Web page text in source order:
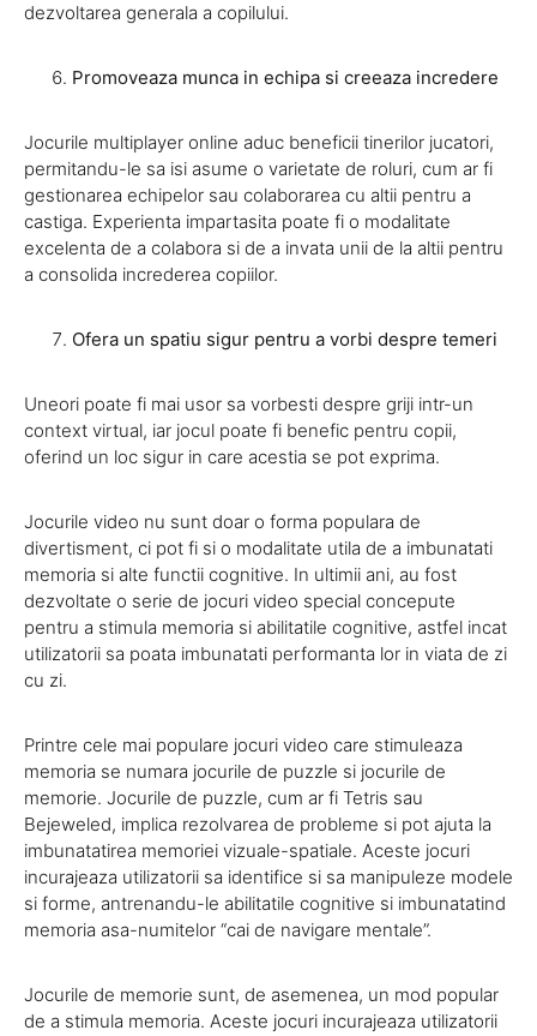
dezvoltarea generala a copilului.
Promoveaza munca in echipa si creeaza incredere
Jocurile multiplayer online aduc beneficii tinerilor jucatori,
permitandu-le sa isi asume o varietate de roluri, cum ar fi
gestionarea echipelor sau colaborarea cu altii pentru a
castiga. Experienta impartasita poate fi o modalitate
excelenta de a colabora si de a invata unii de la altii pentru
a consolida increderea copiilor.
Ofera un spatiu sigur pentru a vorbi despre temeri
Uneori poate fi mai usor sa vorbesti despre griji intr-un
context virtual, iar jocul poate fi benefic pentru copii,
oferind un loc sigur in care acestia se pot exprima.
Jocurile video nu sunt doar o forma populara de
divertisment, ci pot fi si o modalitate utila de a imbunatati
memoria si alte functii cognitive. In ultimii ani, au fost
dezvoltate o serie de jocuri video special concepute
pentru a stimula memoria si abilitatile cognitive, astfel incat
utilizatorii sa poata imbunatati performanta lor in viata de zi
cu zi.
Printre cele mai populare jocuri video care stimuleaza
memoria se numara jocurile de puzzle si jocurile de
memorie. Jocurile de puzzle, cum ar fi Tetris sau
Bejeweled, implica rezolvarea de probleme si pot ajuta la
imbunatatirea memoriei vizuale-spatiale. Aceste jocuri
incurajeaza utilizatorii sa identifice si sa manipuleze modele
si forme, antrenandu-le abilitatile cognitive si imbunatatind
memoria asa-numitelor “cai de navigare mentale”.
Jocurile de memorie sunt, de asemenea, un mod popular
de a stimula memoria. Aceste jocuri incurajeaza utilizatorii